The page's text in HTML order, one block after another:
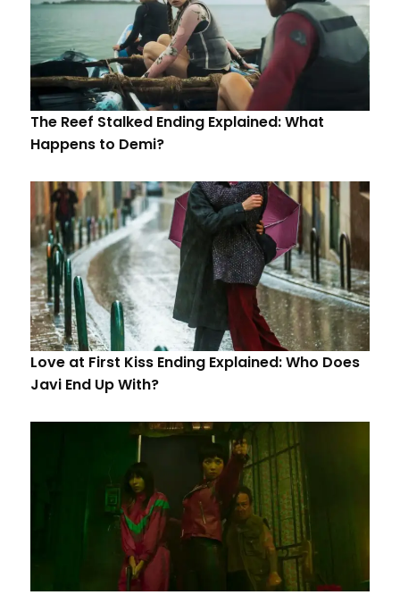
The Reef Stalked Ending Explained: What
Happens to Demi?
Love at First Kiss Ending Explained: Who Does
Javi End Up With?